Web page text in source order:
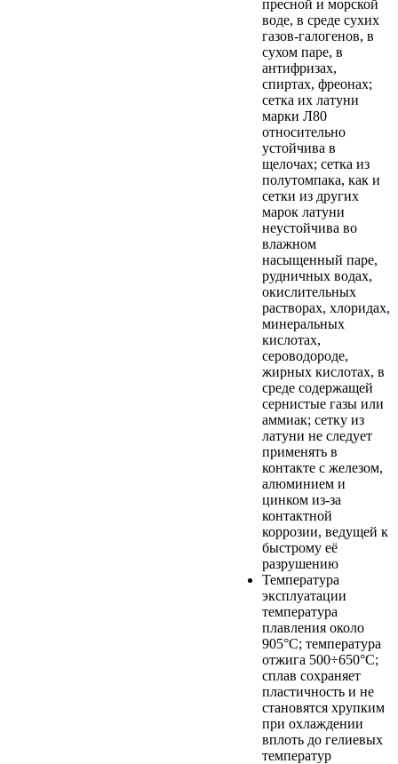
пресной и морской
воде, в среде сухих
газов-галогенов, в
сухом паре, в
антифризах,
спиртах, фреонах;
сетка их латуни
марки Л80
относительно
устойчива в
щелочах; сетка из
полутомпака, как и
сетки из других
марок латуни
неустойчива во
влажном
насыщенный паре,
рудничных водах,
окислительных
растворах, хлоридах,
минеральных
кислотах,
сероводороде,
жирных кислотах, в
среде содержащей
сернистые газы или
аммиак; сетку из
латуни не следует
применять в
контакте с железом,
алюминием и
цинком из-за
контактной
коррозии, ведущей к
быстрому её
разрушению
Температура
эксплуатации
температура
плавления около
905°C; температура
отжига 500÷650°C;
сплав сохраняет
пластичность и не
становятся хрупким
при охлаждении
вплоть до гелиевых
температур